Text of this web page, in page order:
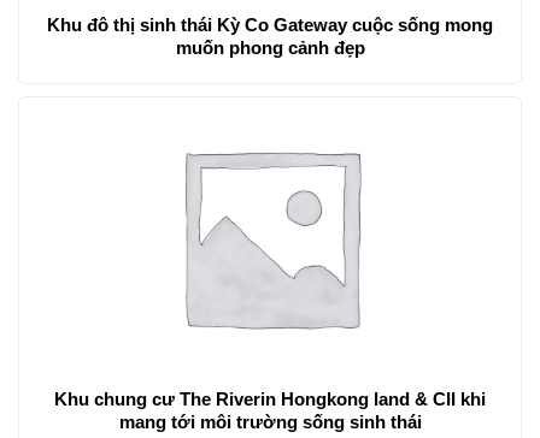
Khu đô thị sinh thái Kỳ Co Gateway cuộc sống mong
muốn phong cảnh đẹp
Khu chung cư The Riverin Hongkong land & CII khi
mang tới môi trường sống sinh thái